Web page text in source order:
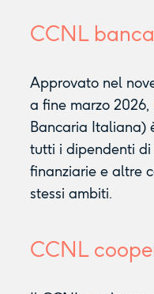
CCNL
Approvato nel
a fine marzo 2026,
Bancaria Italiana)
tutti i dipendenti di
finanziarie e altre
stessi ambiti.
CCNL